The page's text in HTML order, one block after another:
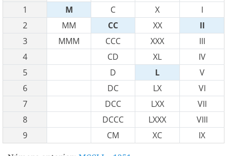
1
M C X
I
2
MM CC XX
II
3
MMM CCC XXX
III
4
CD XL
IV
5
D L
V
6
DC LX
VI
7
DCC LXX
VII
8
DCCC LXXX
VIII
9
CM XC IX